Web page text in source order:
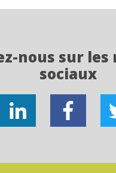
nous sur les
sociaux